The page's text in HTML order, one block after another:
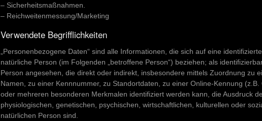
– Sicherheitsmaßnahmen.
– Reichweitenmessung/Marketing
Verwendete Begrifflichkeiten
„Personenbezogene Daten“ sind alle Informationen, die sich auf eine
natürliche Person (im Folgenden „betroffene Person“) beziehen; als
Person angesehen, die direkt oder indirekt, insbesondere mittels Zuordnung zu
Namen, zu einer Kennnummer, zu Standortdaten, zu einer Online-Kennung
oder mehreren besonderen Merkmalen identifiziert werden kann, die Ausdruck
physiologischen, genetischen, psychischen, wirtschaftlichen, kulturellen oder
natürlichen Person sind.